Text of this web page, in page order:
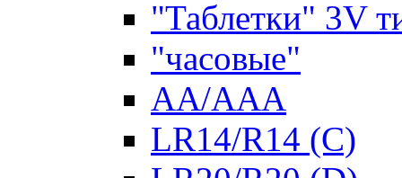
"Таблетки" 3V
"часовые"
AA/AAA
LR14/R14 (C)